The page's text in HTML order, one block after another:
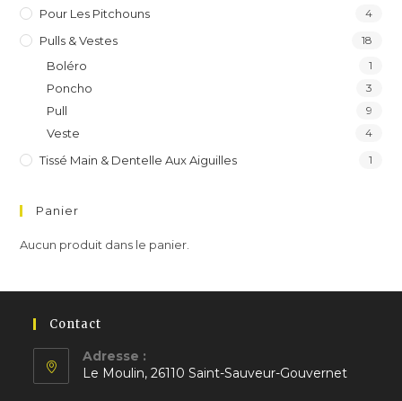
Pour Les Pitchouns 4
Pulls & Vestes 18
Boléro 1
Poncho 3
Pull 9
Veste 4
Tissé Main & Dentelle Aux Aiguilles 1
Panier
Aucun produit dans le panier.
Contact
Adresse :
Le Moulin, 26110 Saint-Sauveur-Gouvernet